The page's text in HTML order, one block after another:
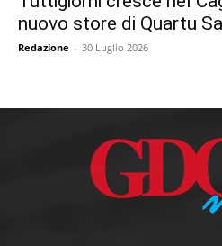
nuovo store di Quartu
Redazione - 30 Luglio 2026